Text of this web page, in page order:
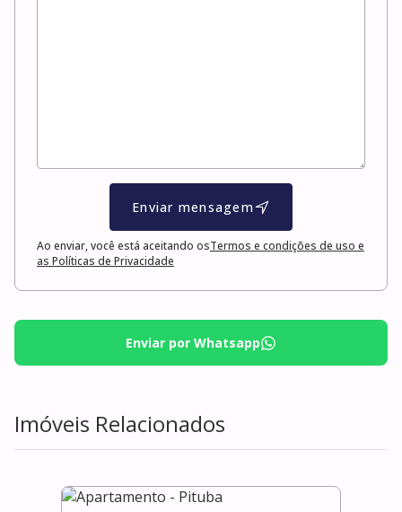
Enviar mensagem
Ao enviar, você está aceitando osTermos e condições de uso e
as Políticas de Privacidade
Enviar por Whatsapp
Imóveis Relacionados